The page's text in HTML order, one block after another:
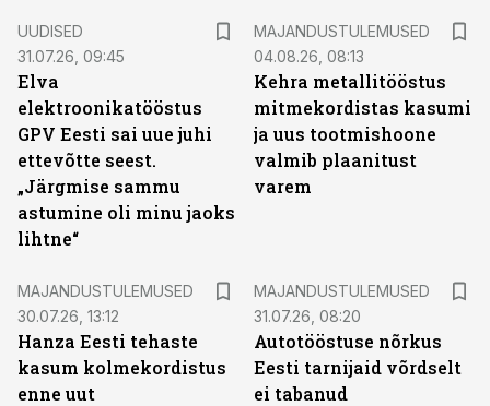
UUDISED
31.07.26, 09:45
Elva
elektroonikatööstus
GPV Eesti sai uue juhi
ettevõtte seest.
„Järgmise sammu
astumine oli minu jaoks
lihtne“
MAJANDUSTULEMUSED
04.08.26, 08:13
Kehra metallitööstus
mitmekordistas kasumi
ja uus tootmishoone
valmib plaanitust
varem
MAJANDUSTULEMUSED
30.07.26, 13:12
Hanza Eesti tehaste
kasum kolmekordistus
enne uut
MAJANDUSTULEMUSED
31.07.26, 08:20
Autotööstuse nõrkus
Eesti tarnijaid võrdselt
ei tabanud